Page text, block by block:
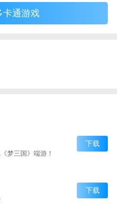
卡通游戏
梦三国》端游！
下载
下载